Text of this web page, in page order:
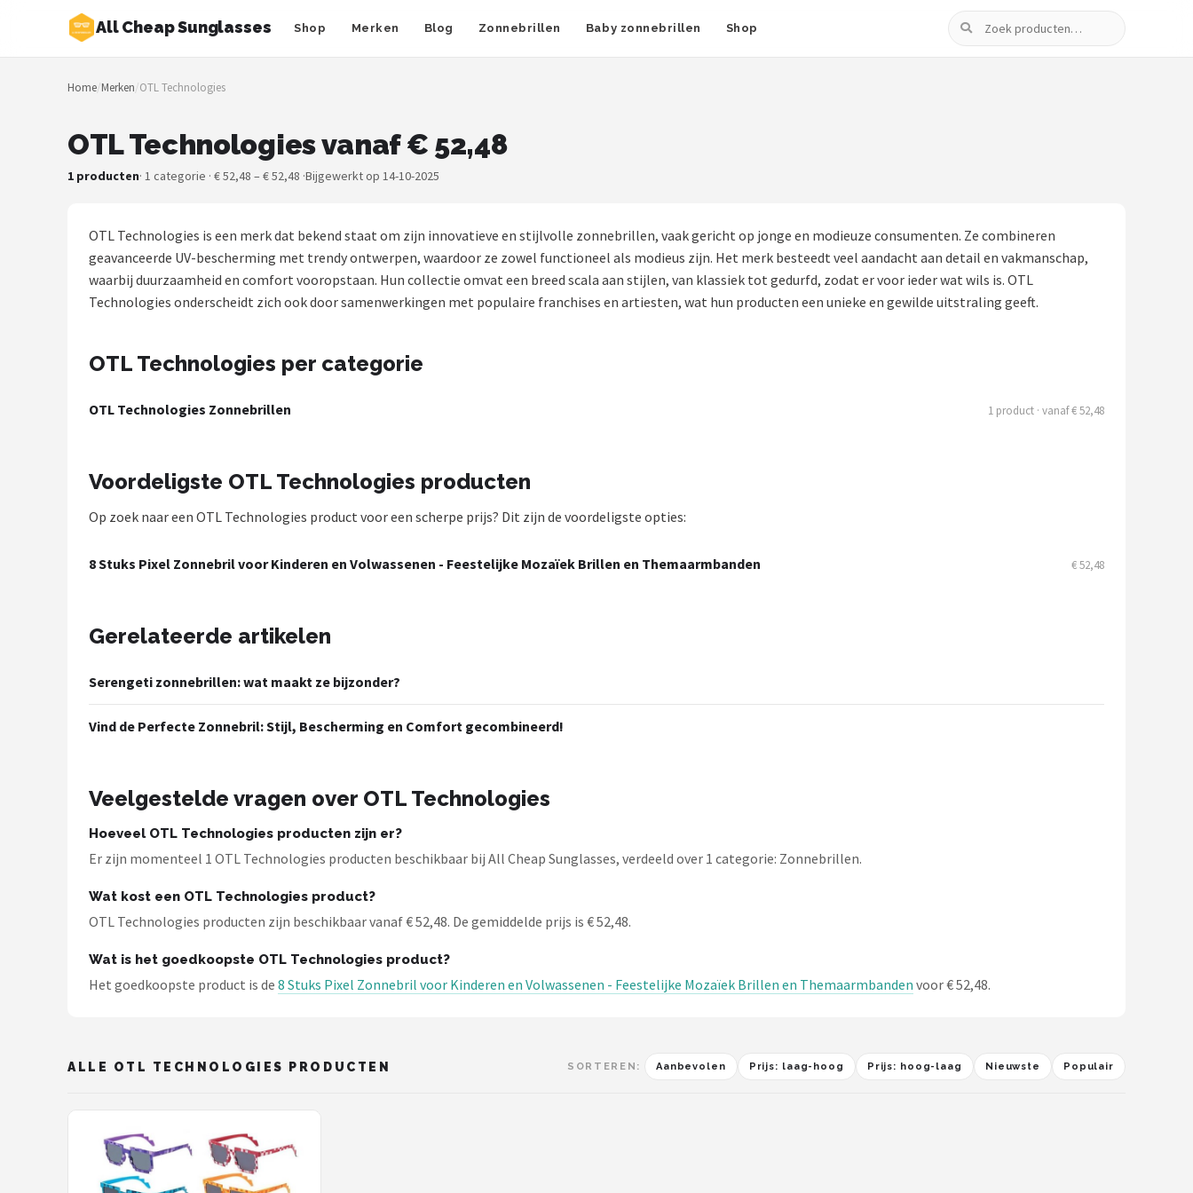
All Cheap Sunglasses Shop Merken Blog Zonnebrillen Baby zonnebrillen Shop
Zoeken
Zoeken
NAVIGATIE
Merken
Zonnebrillen
Baby zonnebrillen
POPULAIRE MERKEN
Polaroid
Fako Fashion®
Zonnebril Dames
Home/Merken/OTL Technologies
OTL Technologies vanaf € 52,48
1 producten· 1 categorie · € 52,48 – € 52,48 ·Bijgewerkt op 14-10-2025
OTL Technologies is een merk dat bekend staat om zijn innovatieve en stijlvolle zonnebrillen, vaak gericht op jonge en modieuze consumenten. Ze combineren
geavanceerde UV-bescherming met trendy ontwerpen, waardoor ze zowel functioneel als modieus zijn. Het merk besteedt veel aandacht aan detail en vakmanschap,
waarbij duurzaamheid en comfort vooropstaan. Hun collectie omvat een breed scala aan stijlen, van klassiek tot gedurfd, zodat er voor ieder wat wils is. OTL
Technologies onderscheidt zich ook door samenwerkingen met populaire franchises en artiesten, wat hun producten een unieke en gewilde uitstraling geeft.
OTL Technologies per categorie
OTL Technologies Zonnebrillen 1 product · vanaf € 52,48
Voordeligste OTL Technologies producten
Op zoek naar een OTL Technologies product voor een scherpe prijs? Dit zijn de voordeligste opties:
8 Stuks Pixel Zonnebril voor Kinderen en Volwassenen - Feestelijke Mozaïek Brillen en Themaarmbanden € 52,48
Gerelateerde artikelen
Serengeti zonnebrillen: wat maakt ze bijzonder?
Vind de Perfecte Zonnebril: Stijl, Bescherming en Comfort gecombineerd!
Veelgestelde vragen over OTL Technologies
Hoeveel OTL Technologies producten zijn er?
Er zijn momenteel 1 OTL Technologies producten beschikbaar bij All Cheap Sunglasses, verdeeld over 1 categorie: Zonnebrillen.
Wat kost een OTL Technologies product?
OTL Technologies producten zijn beschikbaar vanaf € 52,48. De gemiddelde prijs is € 52,48.
Wat is het goedkoopste OTL Technologies product?
Het goedkoopste product is de 8 Stuks Pixel Zonnebril voor Kinderen en Volwassenen - Feestelijke Mozaïek Brillen en Themaarmbanden voor € 52,48.
ALLE OTL TECHNOLOGIES PRODUCTEN SORTEREN: Aanbevolen Prijs: laag-hoog Prijs: hoog-laag Nieuwste Populair